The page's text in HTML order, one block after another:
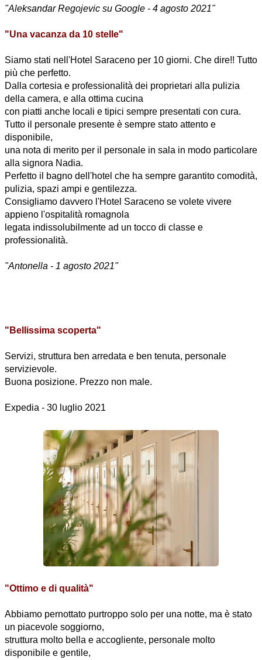
"Aleksandar Regojevic su Google - 4 agosto 2021"
"Una vacanza da 10 stelle"
Siamo stati nell'Hotel Saraceno per 10 giorni. Che dire!! Tutto
più che perfetto.
Dalla cortesia e professionalità dei proprietari alla pulizia
della camera, e alla ottima cucina
con piatti anche locali e tipici sempre presentati con cura.
Tutto il personale presente è sempre stato attento e
disponibile,
una nota di merito per il personale in sala in modo particolare
alla signora Nadia.
Perfetto il bagno dell'hotel che ha sempre garantito comodità,
pulizia, spazi ampi e gentilezza.
Consigliamo davvero l'Hotel Saraceno se volete vivere
appieno l'ospitalità romagnola
legata indissolubilmente ad un tocco di classe e
professionalità.
"Antonella - 1 agosto 2021"
"Bellissima scoperta"
Servizi, struttura ben arredata e ben tenuta, personale
servizievole.
Buona posizione. Prezzo non male.
Expedia - 30 luglio 2021
"Ottimo e di qualità"
Abbiamo pernottato purtroppo solo per una notte, ma è stato
un piacevole soggiorno,
struttura molto bella e accogliente, personale molto
disponibile e gentile,